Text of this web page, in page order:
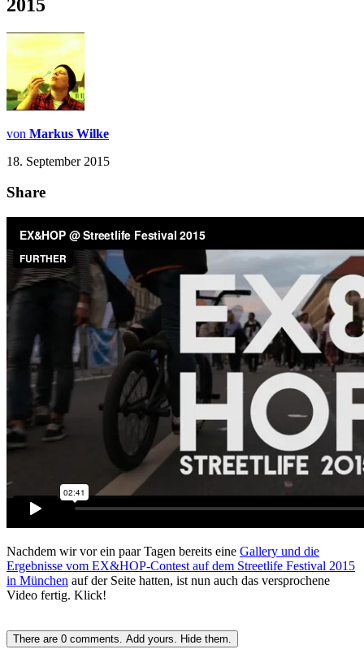
2015
von Markus Wilke
18. September 2015
Share
Nachdem wir vor ein paar Tagen bereits eine Gallery und die
Ergebnisse vom EX&HOP-Contest auf dem Streetlife Festival 2015
in München auf der Seite hatten, ist nun auch das versprochene
Video fertig. Klick!
There are 0 comments. Add yours. Hide them.